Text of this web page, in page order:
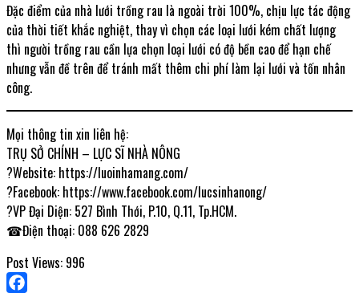
Đặc điểm của nhà lưới trồng rau là ngoài trời 100%, chịu lực tác động
của thời tiết khắc nghiệt, thay vì chọn các loại lưới kém chất lượng
thì người trồng rau cần lựa chọn loại lưới có độ bền cao để hạn chế
nhưng vẫn đề trên để tránh mất thêm chi phí làm lại lưới và tốn nhân
công.
Mọi thông tin xin liên hệ:
TRỤ SỞ CHÍNH – LỰC SĨ NHÀ NÔNG
?Website: https://luoinhamang.com/
?Facebook: https://www.facebook.com/lucsinhanong/
?VP Đại Diện: 527 Bình Thới, P.10, Q.11, Tp.HCM.
☎Điện thoại: 088 626 2829
Post Views: 996